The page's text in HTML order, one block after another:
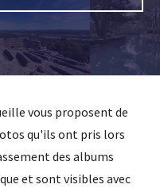
vous proposent de
qu'ils ont pris lors
des albums
et sont visibles avec